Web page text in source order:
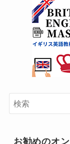
お勧めのオ